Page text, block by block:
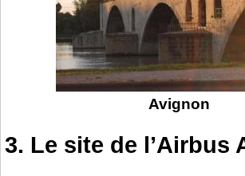
Avignon
3. Le site de l’Airbus